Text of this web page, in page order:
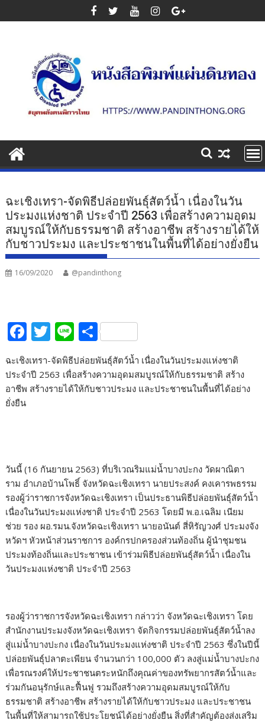
to
ฉะเชิงเทรา-จัดพิธีปล่อยพันธุ์สัตว์น้ำ เนื่องในวัน
ประมงแห่งชาติ ประจำปี 2563 เพื่อสร้างความอุดม
สมบูรณ์ให้กับธรรมชาติ สร้างอาชีพ สร้างรายได้ให้
กับชาวประมง และประชาชนในพื้นที่ได้อย่างยั่งยืน
16/09/2020 @pandinthong
F
e
b
T
w
itt
er
Li
n
e
S
h
ar
e
ฉะเชิงเทรา-จัดพิธีปล่อยพันธุ์สัตว์น้ำ เนื่องในวันประมงแห่งชาติ
ประจำปี 2563 เพื่อสร้างความอุดมสมบูรณ์ให้กับธรรมชาติ สร้าง
อาชีพ สร้างรายได้ให้กับชาวประมง และประชาชนในพื้นที่ได้อย่าง
ยั่งยืน
วันนี้ (16 กันยายน 2563) ที่บริเวณริมแม่น้ำบางปะกง วัดผาณิตา
ราม อำเภอบ้านโพธิ์ จังหวัดฉะเชิงเทรา นายประสงค์ คงเคารพธรรม
รองผู้ว่าราชการจังหวัดฉะเชิงเทรา เป็นประธานพิธีปล่อยพันธุ์สัตว์น้ำ
เนื่องในวันประมงแห่งชาติ ประจำปี 2563 โดยมี พ.อ.เฉลิม เนียม
ช่วย รอง ผอ.รมน.จังหวัดฉะเชิงเทรา นายอนันต์ สี่หิรัญวงศ์ ประมงจัง
หวัดฯ หัวหน้าส่วนราชการ องค์กรปกครองส่วนท้องถิ่น ผู้นำชุมชน
ประมงท้องถิ่นและประชาชน เข้าร่วมพิธีปล่อยพันธุ์สัตว์น้ำ เนื่องใน
วันประมงแห่งชาติ ประจำปี 2563
รองผู้ว่าราชการจังหวัดฉะเชิงเทรา กล่าวว่า จังหวัดฉะเชิงเทรา โดย
สำนักงานประมงจังหวัดฉะเชิงเทรา จัดกิจกรรมปล่อยพันธุ์สัตว์น้ำลง
สู่แม่น้ำบางปะกง เนื่องในวันประมงแห่งชาติ ประจำปี 2563 ซึ่งในปีนี้
ปล่อยพันธุ์ปลาตะเพียน จำนวนกว่า 100,000 ตัว ลงสู่แม่น้ำบางปะกง
เพื่อรณรงค์ให้ประชาชนตระหนักถึงคุณค่าของทรัพยากรสัตว์น้ำและ
ร่วมกันอนุรักษ์และฟื้นฟู รวมถึงสร้างความอุดมสมบูรณ์ให้กับ
ธรรมชาติ สร้างอาชีพ สร้างรายได้ให้กับชาวประมง และประชาชน
ในพื้นที่ให้สามารถใช้ประโยชน์ได้อย่างยั่งยืน สิ่งที่สำคัญต้องส่งเสริม